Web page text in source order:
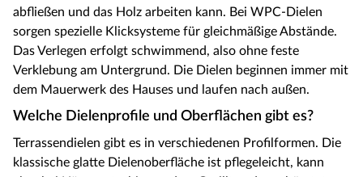
abfließen und das Holz arbeiten kann. Bei WPC-Dielen
sorgen spezielle Klicksysteme für gleichmäßige Abstände.
Das Verlegen erfolgt schwimmend, also ohne feste
Verklebung am Untergrund. Die Dielen beginnen immer mit
dem Mauerwerk des Hauses und laufen nach außen.
Welche Dielenprofile und Oberflächen gibt es?
Terrassendielen gibt es in verschiedenen Profilformen. Die
klassische glatte Dielenoberfläche ist pflegeleicht, kann